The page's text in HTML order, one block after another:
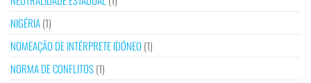
NIGÉRIA(1)
NOMEAÇÃO DE INTÉRPRETE IDÓNEO (1)
NORMA DE CONFLITOS(1)